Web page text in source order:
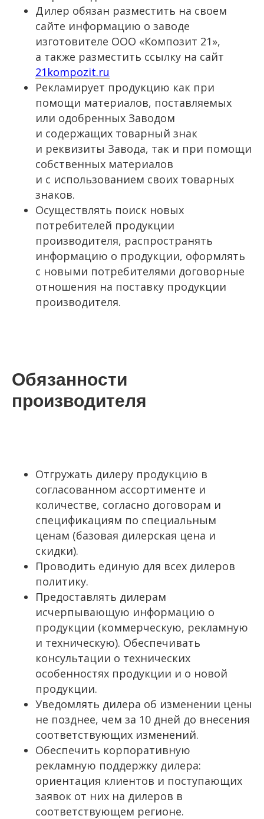
Дилер обязан разместить на своем
сайте информацию о заводе
изготовителе ООО «Композит 21»,
а также разместить ссылку на сайт
21kompozit.ru
Рекламирует продукцию как при
помощи материалов, поставляемых
или одобренных Заводом
и содержащих товарный знак
и реквизиты Завода, так и при помощи
собственных материалов
и с использованием своих товарных
знаков.
Осуществлять поиск новых
потребителей продукции
производителя, распространять
информацию о продукции, оформлять
с новыми потребителями договорные
отношения на поставку продукции
производителя.
Обязанности
производителя
Отгружать дилеру продукцию в
согласованном ассортименте и
количестве, согласно договорам и
спецификациям по специальным
ценам (базовая дилерская цена и
скидки).
Проводить единую для всех дилеров
политику.
Предоставлять дилерам
исчерпывающую информацию о
продукции (коммерческую, рекламную
и техническую). Обеспечивать
консультации о технических
особенностях продукции и о новой
продукции.
Уведомлять дилера об изменении цены
не позднее, чем за 10 дней до внесения
соответствующих изменений.
Обеспечить корпоративную
рекламную поддержку дилера:
ориентация клиентов и поступающих
заявок от них на дилеров в
соответствующем регионе.